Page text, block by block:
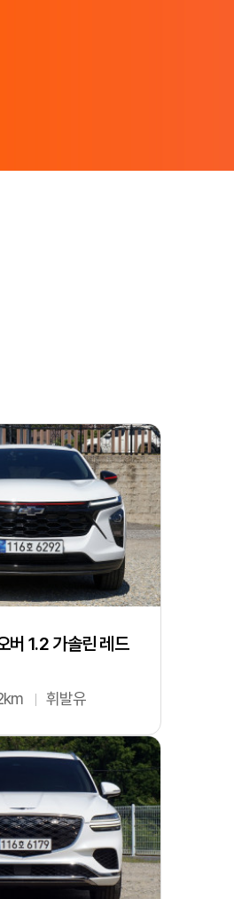
버 1.2 가솔린 레드
휘발유